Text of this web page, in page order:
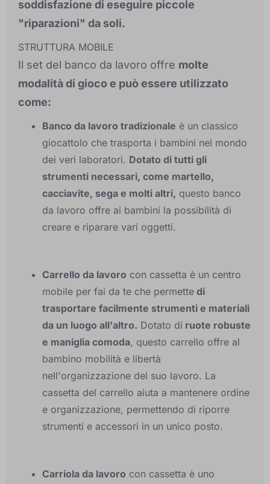
soddisfazione di eseguire piccole
"riparazioni" da soli.
STRUTTURA MOBILE
Il set del banco da lavoro offre molte
modalità di gioco e può essere utilizzato
come:
Banco da lavoro tradizionale è un classico
giocattolo che trasporta i bambini nel mondo
dei veri laboratori. Dotato di tutti gli
strumenti necessari, come martello,
cacciavite, sega e molti altri, questo banco
da lavoro offre ai bambini la possibilità di
creare e riparare vari oggetti.
Carrello da lavoro con cassetta è un centro
mobile per fai da te che permette di
trasportare facilmente strumenti e materiali
da un luogo all'altro. Dotato di ruote robuste
e maniglia comoda, questo carrello offre al
bambino mobilità e libertà
nell'organizzazione del suo lavoro. La
cassetta del carrello aiuta a mantenere ordine
e organizzazione, permettendo di riporre
strumenti e accessori in un unico posto.
Carriola da lavoro con cassetta è uno